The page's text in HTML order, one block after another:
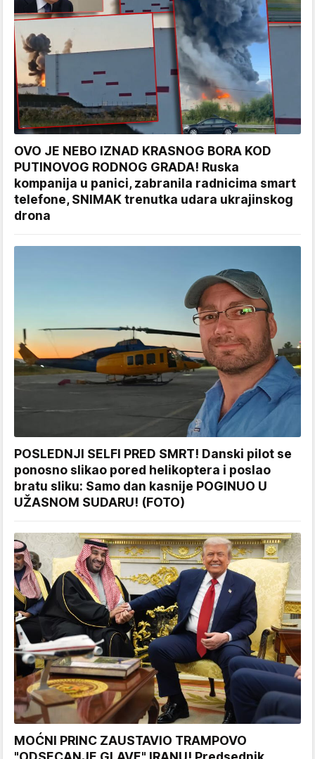
OVO JE NEBO IZNAD KRASNOG BORA KOD
PUTINOVOG RODNOG GRADA! Ruska
kompanija u panici, zabranila radnicima smart
telefone, SNIMAK trenutka udara ukrajinskog
drona
POSLEDNJI SELFI PRED SMRT! Danski pilot se
ponosno slikao pored helikoptera i poslao
bratu sliku: Samo dan kasnije POGINUO U
UŽASNOM SUDARU! (FOTO)
MOĆNI PRINC ZAUSTAVIO TRAMPOVO